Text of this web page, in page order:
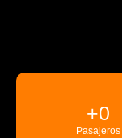
Pasajeros
+0